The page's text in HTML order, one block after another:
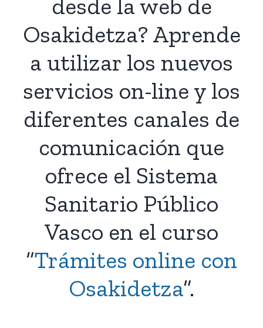
Osakidetza? Aprende
a utilizar los nuevos
servicios on-line y los
diferentes canales de
comunicación que
ofrece el Sistema
Sanitario Público
Vasco en el curso
“Trámites online con
Osakidetza”.